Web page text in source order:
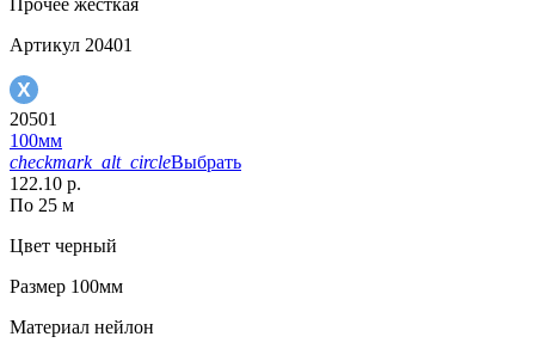
Артикул 20401
20501
100мм
checkmark_alt_circleВыбрать
122.10 р.
По 25 м
Цвет черный
Размер 100мм
Материал нейлон